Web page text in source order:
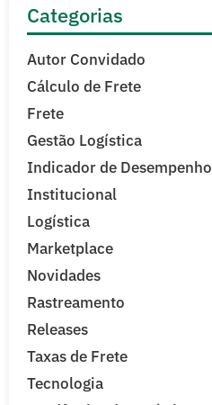
Categorias
Autor Convidado
Cálculo de Frete
Frete
Gestão Logística
Indicador de Desempenho
Institucional
Logística
Marketplace
Novidades
Rastreamento
Releases
Taxas de Frete
Tecnologia